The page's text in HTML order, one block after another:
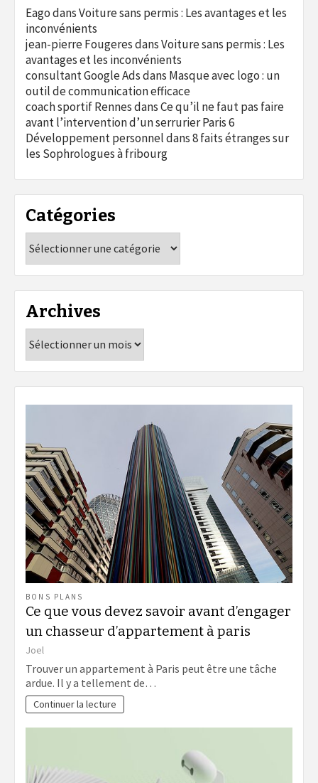
EagodansVoiture sans permis : Les avantages et les
inconvénients
jean-pierre FougeresdansVoiture sans permis : Les
avantages et les inconvénients
consultant Google Adsdans Masque avec logo : un
outil de communication efficace
coach sportif RennesdansCe qu’il ne faut pas faire
avant l’intervention d’un serrurier Paris 6
Développement personneldans8 faits étranges sur
les Sophrologues à fribourg
Catégories
Archives
BONS PLANS
Ce que vous devez savoir avant d’engager
un chasseur d’appartement à paris
Joel
Trouver un appartement à Paris peut être une tâche
ardue. Il y a tellement de…
Continuer la lecture